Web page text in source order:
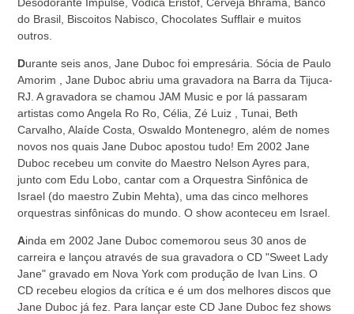
do Brasil, Biscoitos Nabisco, Chocolates Sufflair e muitos
outros.
Durante seis anos, Jane Duboc foi empresária. Sócia de Paulo
Amorim , Jane Duboc abriu uma gravadora na Barra da Tijuca-
RJ. A gravadora se chamou JAM Music e por lá passaram
artistas como Angela Ro Ro, Célia, Zé Luiz , Tunai, Beth
Carvalho, Alaíde Costa, Oswaldo Montenegro, além de nomes
novos nos quais Jane Duboc apostou tudo! Em 2002 Jane
Duboc recebeu um convite do Maestro Nelson Ayres para,
junto com Edu Lobo, cantar com a Orquestra Sinfônica de
Israel (do maestro Zubin Mehta), uma das cinco melhores
orquestras sinfônicas do mundo. O show aconteceu em Israel.
Ainda em 2002 Jane Duboc comemorou seus 30 anos de
carreira e lançou através de sua gravadora o CD "Sweet Lady
Jane" gravado em Nova York com produção de Ivan Lins. O
CD recebeu elogios da crítica e é um dos melhores discos que
Jane Duboc já fez. Para lançar este CD Jane Duboc fez shows